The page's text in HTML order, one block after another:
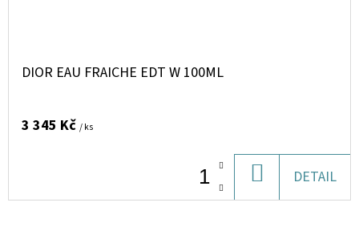
DIOR EAU FRAICHE EDT W 100ML
3 345 Kč / ks
KOŠÍKU
DETAIL